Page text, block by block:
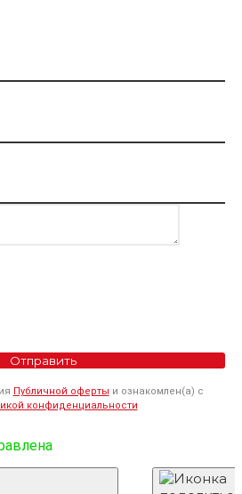
Отправить
Публичной оферты и ознакомлен(а) с
конфиденциальности